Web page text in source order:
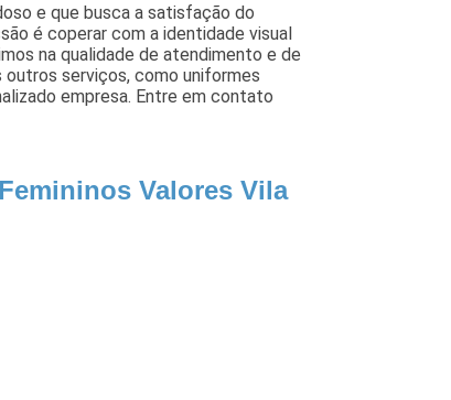
e que busca a satisfação do
é coperar com a identidade visual
na qualidade de atendimento e de
serviços, como uniformes
empresa. Entre em contato
Valores Vila